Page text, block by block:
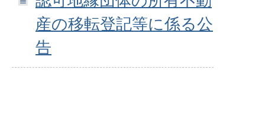
産の移転登記等に係る公
告